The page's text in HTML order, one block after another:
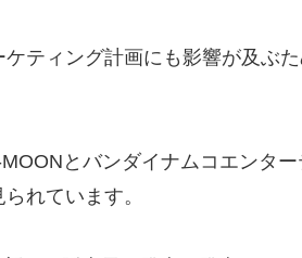
ティング計画にも影響が及ぶ
とバンダイナムコエンタ
れています。